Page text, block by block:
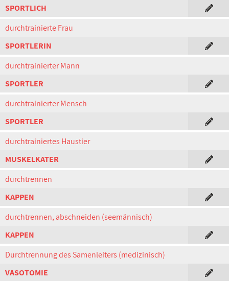
SPORTLICH
durchtrainierte Frau
SPORTLERIN
durchtrainierter Mann
SPORTLER
durchtrainierter Mensch
SPORTLER
durchtrainiertes Haustier
MUSKELKATER
durchtrennen
KAPPEN
durchtrennen, abschneiden (seemännisch)
KAPPEN
Durchtrennung des Samenleiters (medizinisch)
VASOTOMIE